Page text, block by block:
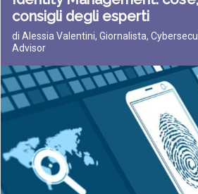
consigli degli esperti
di Alessia Valentini, Giornalista,
Advisor